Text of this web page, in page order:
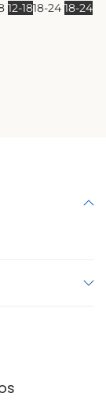
12-1818-24 18-24